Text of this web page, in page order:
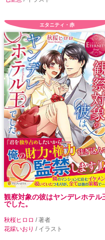
エタニティ・赤
観察対象の彼はヤンデレホテル
でした。
秋桜ヒロロ / 著者
花綵いおり / イラスト